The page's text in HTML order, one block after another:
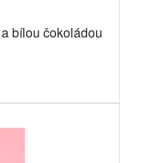
bílou čokoládou